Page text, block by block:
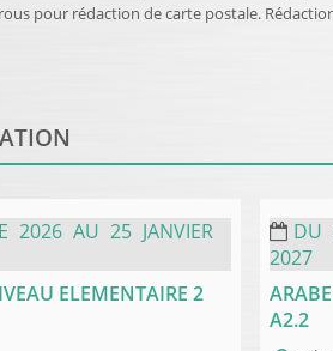
pour rédaction de carte postale.
2026 AU 25 JANVIER
ELEMENTAIRE 2
DU
2027
A2.2